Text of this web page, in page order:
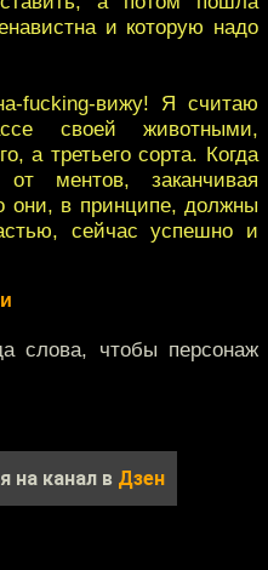
и которую надо
fucking-вижу! Я считаю
своей животными,
а третьего сорта. Когда
ментов, заканчивая
они, в принципе, должны
сейчас успешно и
слова, чтобы персонаж
на канал в Дзен